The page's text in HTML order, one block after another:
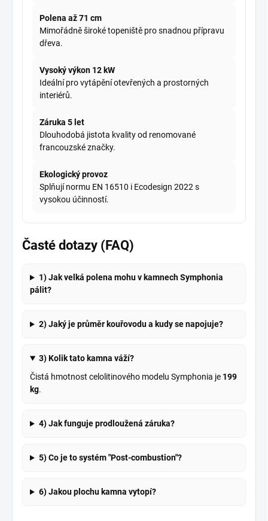
Polena až 71 cm
Mimořádně široké topeniště pro snadnou přípravu
dřeva.
Vysoký výkon 12 kW
Ideální pro vytápění otevřených a prostorných
interiérů.
Záruka 5 let
Dlouhodobá jistota kvality od renomované
francouzské značky.
Ekologický provoz
Splňují normu EN 16510 i Ecodesign 2022 s
vysokou účinností.
Časté dotazy (FAQ)
1) Jak velká polena mohu v kamnech Symphonia
pálit?
2) Jaký je průměr kouřovodu a kudy se napojuje?
3) Kolik tato kamna váží?
Čistá hmotnost celolitinového modelu Symphonia je 199
kg.
4) Jak funguje prodloužená záruka?
5) Co je to systém "Post-combustion"?
6) Jakou plochu kamna vytopí?